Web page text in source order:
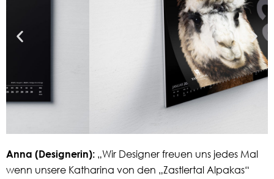
Anna (Designerin): „Wir Designer freuen uns jedes Mal
wenn unsere Katharina von den „Zastlertal Alpakas“